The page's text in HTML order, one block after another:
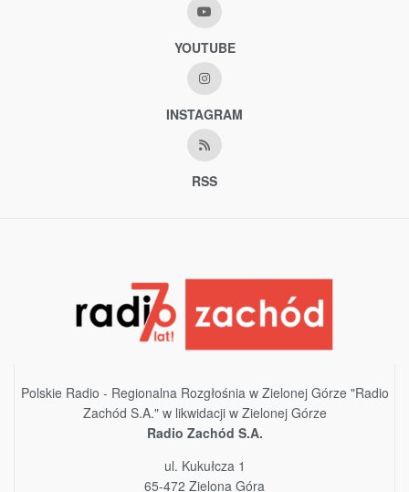
YOUTUBE
INSTAGRAM
RSS
Polskie Radio - Regionalna Rozgłośnia w Zielonej Górze "Radio
Zachód S.A." w likwidacji w Zielonej Górze
Radio Zachód S.A.
ul. Kukułcza 1
65-472 Zielona Góra